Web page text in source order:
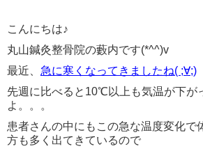
こんにちは♪
丸山鍼灸整骨院の藪内です(*^^)v
最近、 急に寒くなってきましたね( ;∀;)
先週に比べると10℃以上も気温が下が
よ。。。
患者さんの中にもこの急な温度変化で
方も多く出てきているので